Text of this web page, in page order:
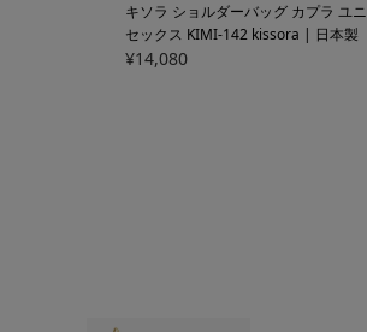
キソラ ショルダーバッグ カプラ ユニ
セックス KIMI-142 kissora | 日本製
¥14,080